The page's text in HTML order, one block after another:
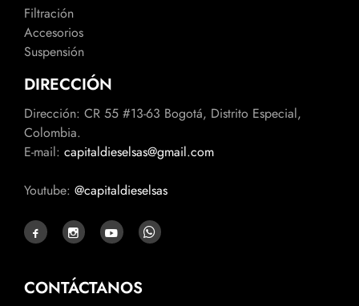
Filtración
Accesorios
Suspensión
DIRECCIÓN
Dirección: CR 55 #13-63 Bogotá, Distrito Especial,
Colombia.
E-mail: capitaldieselsas@gmail.com
Youtube: @capitaldieselsas
CONTÁCTANOS